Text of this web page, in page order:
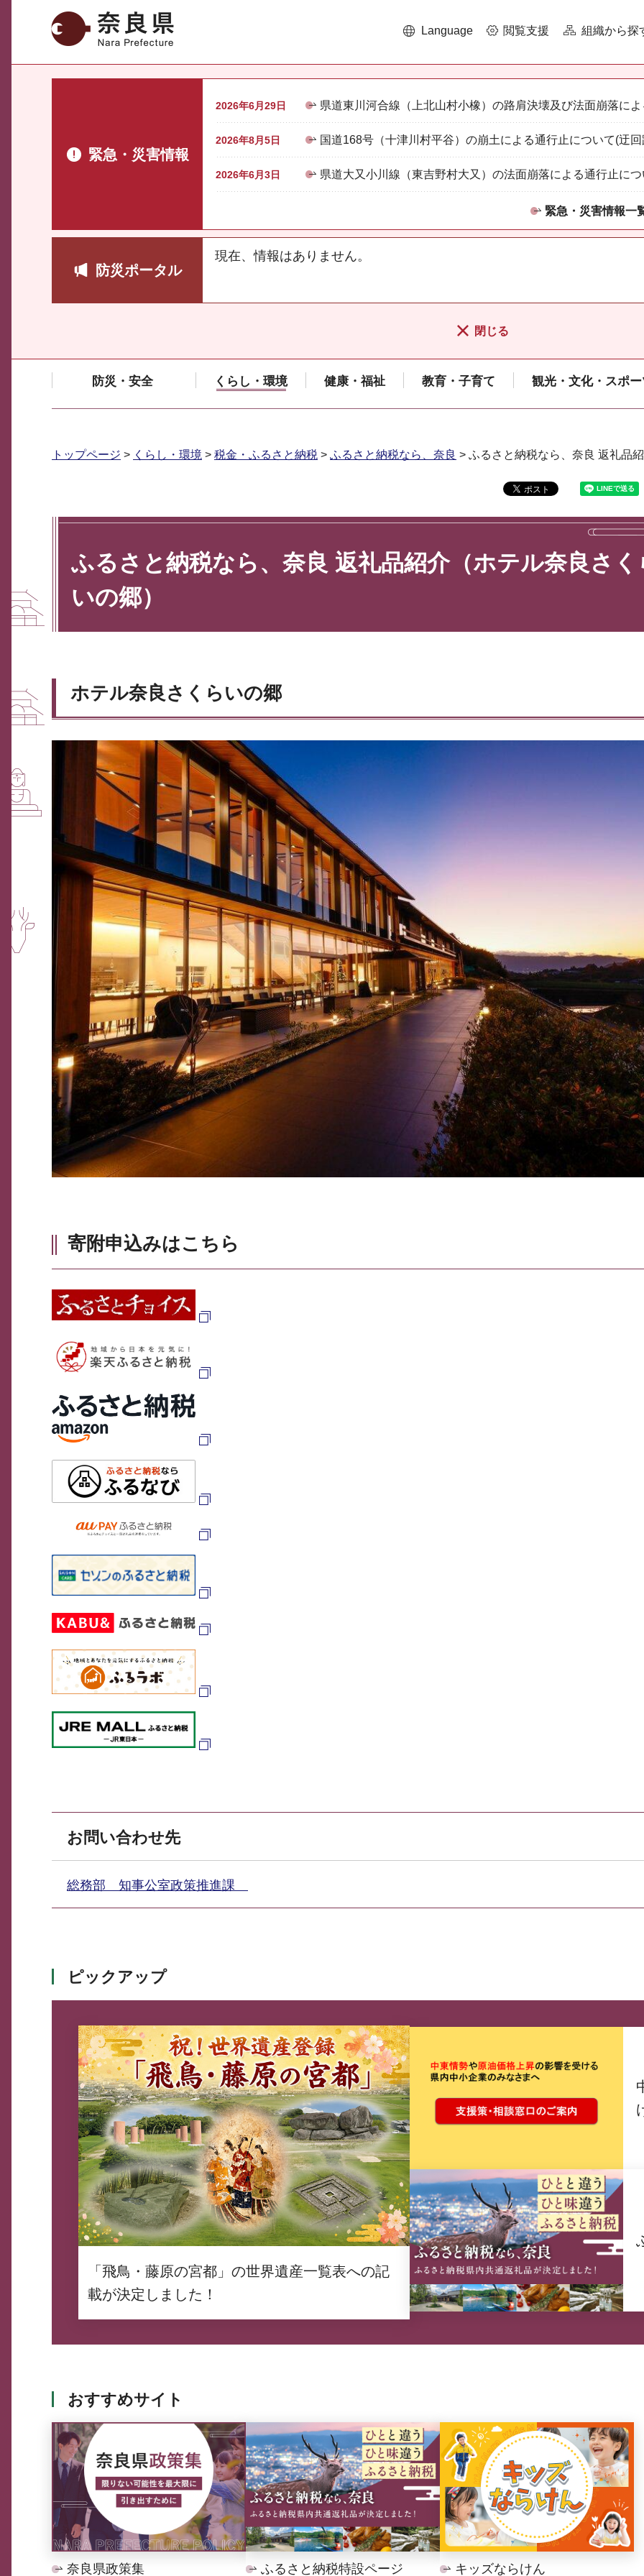
奈良県 Language 閲覧支援 組織から探
緊急・災害情報
2026年6月29日 県道東川河合線（上北山村小橡）の路肩決壊及び法面崩落に
2026年8月5日 国道168号（十津川村平谷）の崩土による通行止について(迂
2026年6月3日 県道大又小川線（東吉野村大又）の法面崩落による通行止に
緊急・災害情報一
防災ポータル
現在、情報はありません。
閉じる
防災・安全 くらし・環境 健康・福祉 教育・子育て 観光・文化・スポー
トップページ > くらし・環境 > 税金・ふるさと納税 > ふるさと納税なら、奈良 > ふるさと納税なら、奈良 返礼品
ふるさと納税なら、奈良 返礼品紹介（ホテル奈良さく
いの郷）
ホテル奈良さくらいの郷
寄附申込みはこちら
お問い合わせ先
総務部 知事公室政策推進課
ピックアップ
「飛鳥・藤原の宮都」の世界遺産一覧表への記
載が決定しました！
おすすめサイト
奈良県政策集 ふるさと納税特設ページ キッズならけん